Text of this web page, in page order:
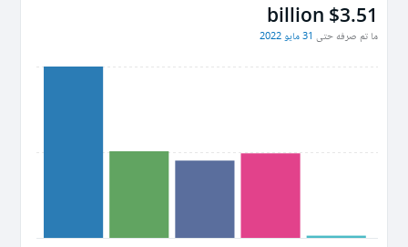
$3.51 billion
ما تم صرفه حتى 31 مايو 2022